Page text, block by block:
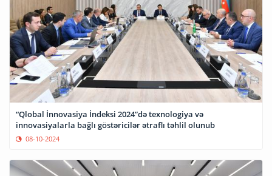
“Qlobal İnnovasiya İndeksi 2024”də texnologiya və
innovasiyalarla bağlı göstəricilər ətraflı təhlil olunub
08-10-2024